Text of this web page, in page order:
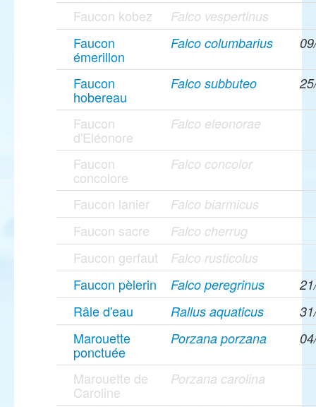
Faucon kobez Falco vespertinus
Faucon
émerillon
Falco columbarius
Faucon
hobereau
Falco subbuteo
Faucon
d'Eléonore
Falco eleonorae
Faucon
concolore
Falco concolor
Faucon lanier Falco biarmicus
Faucon sacre Falco cherrug
Faucon gerfaut Falco rusticolus
Faucon pèlerin Falco peregrinus
Râle d'eau Rallus aquaticus
Marouette
ponctuée
Porzana porzana
Marouette de
Caroline
Porzana carolina